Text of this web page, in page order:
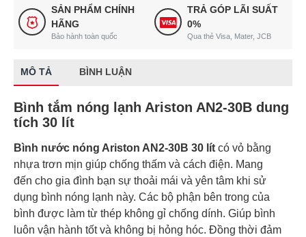
SẢN PHẨM CHÍNH
HÃNG
Bảo hành toàn quốc
TRẢ GÓP LÃI SUẤT
0%
Qua thẻ Visa, Mater, JCB
MÔ TẢ BÌNH LUẬN
Bình tắm nóng lạnh Ariston AN2-30B dung
tích 30 lít
Bình nước nóng Ariston AN2-30B 30 lít có vỏ bằng
nhựa trơn mịn giúp chống thấm và cách điện. Mang
đến cho gia đình bạn sự thoải mái và yên tâm khi sử
dụng bình nóng lạnh này. Các bộ phận bên trong của
bình được làm từ thép không gỉ chống dính. Giúp bình
luôn vận hành tốt và không bị hỏng hóc. Đồng thời đảm